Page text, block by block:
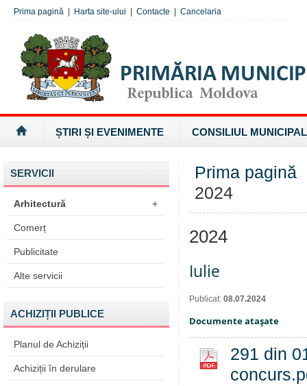
Prima pagină Harta site-ului Contacte Cancelaria
ȘTIRI ȘI EVENIMENTE CONSILIUL MUNICIPAL
SERVICII
Arhitectură +
Comerț
Publicitate
Alte servicii
ACHIZIȚII PUBLICE
Planul de Achiziții
Achiziții în derulare
Prima pagină
2024
2024
Iulie
Publicat: 08.07.2024
Documente ataşate
291 din